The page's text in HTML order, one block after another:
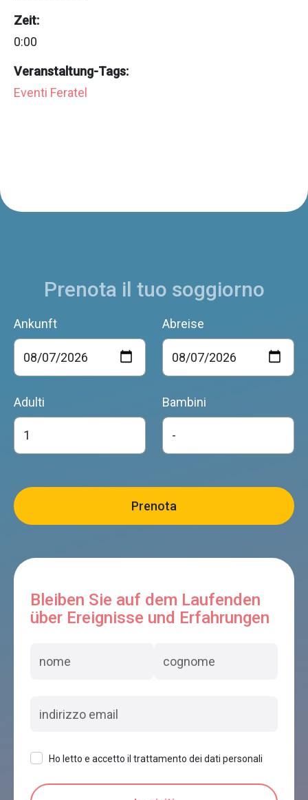
Zeit:
0:00
Veranstaltung-Tags:
Eventi Feratel
Prenota il tuo soggiorno
Ankunft Abreise
Adulti Bambini
Bleiben Sie auf dem Laufenden
über Ereignisse und Erfahrungen
Ho letto e accetto il trattamento dei dati personali